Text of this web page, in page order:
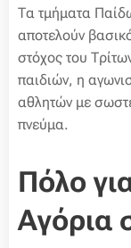
Τα τμήματα
αποτελούν
στόχος του
παιδιών, η
αθλητών με
πνεύμα.
Πόλο
Αγόρια